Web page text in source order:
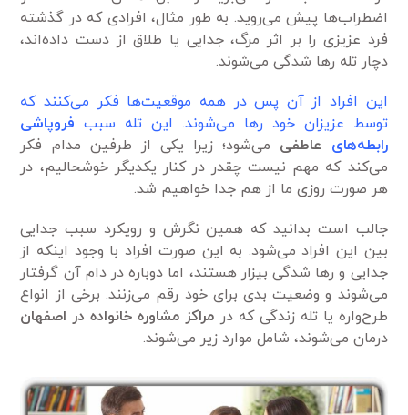
اضطراب‌ها پیش می‌روید. به طور مثال، افرادی که در گذشته
فرد عزیزی را بر اثر مرگ، جدایی یا طلاق از دست داده‌اند،
دچار تله رها شدگی می‌شوند.
این افراد از آن پس در همه موقعیت‌ها فکر می‌کنند که
توسط عزیزان خود رها می‌شوند. این تله سبب فروپاشی
رابطه‌های عاطفی می‌شود؛ زیرا یکی از طرفین مدام فکر
می‌کند که مهم نیست چقدر در کنار یکدیگر خوشحالیم، در
هر صورت روزی ما از هم جدا خواهیم شد.
جالب است بدانید که همین نگرش و رویکرد سبب جدایی
بین این افراد می‌شود. به این صورت افراد با وجود اینکه از
جدایی و رها شدگی بیزار هستند، اما دوباره در دام آن گرفتار
می‌شوند و وضعیت بدی برای خود رقم می‌زنند. برخی از انواع
طرح‌واره یا تله زندگی که در مراکز مشاوره خانواده در اصفهان
درمان می‌شوند، شامل موارد زیر می‌شوند.